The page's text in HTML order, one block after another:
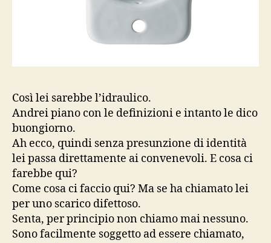
Così lei sarebbe l’idraulico.
Andrei piano con le definizioni e intanto le dico
buongiorno.
Ah ecco, quindi senza presunzione di identità
lei passa direttamente ai convenevoli. E cosa ci
farebbe qui?
Come cosa ci faccio qui? Ma se ha chiamato lei
per uno scarico difettoso.
Senta, per principio non chiamo mai nessuno.
Sono facilmente soggetto ad essere chiamato,